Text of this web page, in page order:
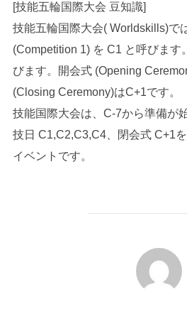
[技能五輪国際大会 豆知識]
技能五輪国際大会( Worldskills)で
(Competition 1) を C1 と呼びます
びます。開会式 (Opening
(Closing Ceremony)はC+1です。
技能国際大会は、C-7から準備が
技日 C1,C2,C3,C4、閉会式 C+1
イベントです。
投稿者